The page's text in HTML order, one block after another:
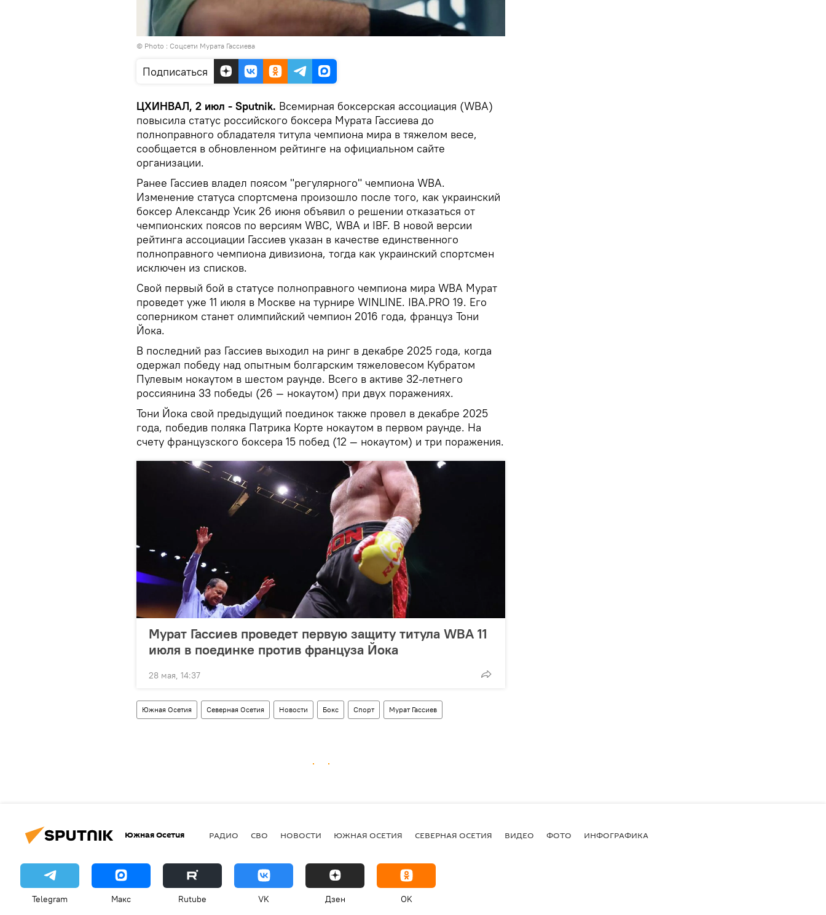
© Photo : Соцсети Мурата Гассиева
Подписаться
ЦХИНВАЛ, 2 июл - Sputnik. Всемирная боксерская ассоциация (WBA)
повысила статус российского боксера Мурата Гассиева до
полноправного обладателя титула чемпиона мира в тяжелом весе,
сообщается в обновленном рейтинге на официальном сайте
организации.
Ранее Гассиев владел поясом "регулярного" чемпиона WBA.
Изменение статуса спортсмена произошло после того, как украинский
боксер Александр Усик 26 июня объявил о решении отказаться от
чемпионских поясов по версиям WBC, WBA и IBF. В новой версии
рейтинга ассоциации Гассиев указан в качестве единственного
полноправного чемпиона дивизиона, тогда как украинский спортсмен
исключен из списков.
Свой первый бой в статусе полноправного чемпиона мира WBA Мурат
проведет уже 11 июля в Москве на турнире WINLINE. IBA.PRO 19. Его
соперником станет олимпийский чемпион 2016 года, француз Тони
Йока.
В последний раз Гассиев выходил на ринг в декабре 2025 года, когда
одержал победу над опытным болгарским тяжеловесом Кубратом
Пулевым нокаутом в шестом раунде. Всего в активе 32-летнего
россиянина 33 победы (26 — нокаутом) при двух поражениях.
Тони Йока свой предыдущий поединок также провел в декабре 2025
года, победив поляка Патрика Корте нокаутом в первом раунде. На
счету французского боксера 15 побед (12 — нокаутом) и три поражения.
Мурат Гассиев проведет первую защиту титула WBA 11
июля в поединке против француза Йока
28 мая, 14:37
Южная Осетия Северная Осетия Новости Бокс Спорт Мурат Гассиев
Южная Осетия РАДИО СВО НОВОСТИ ЮЖНАЯ ОСЕТИЯ СЕВЕРНАЯ ОСЕТИЯ ВИДЕО ФОТО ИНФОГРАФИКА
Telegram Макс Rutube VK Дзен OK